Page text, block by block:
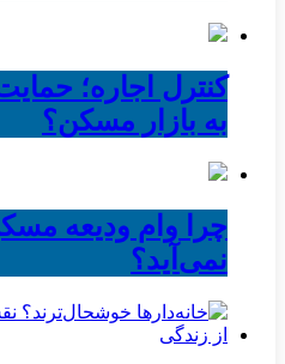
کنترل اجاره؛
به بازار مسکن؟
چرا وام ودیعه
نمی‌آید؟